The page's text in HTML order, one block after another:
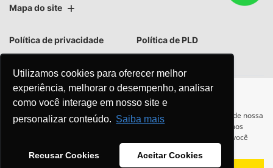
Utilizamos cookies para oferecer melhor
experiência, melhorar o desempenho, analisar
como você interage em nosso site e
personalizar conteúdo. Saiba mais
Recusar Cookies Aceitar Cookies
Mapa do site
Política de privacidade Política de PLD
No trânsito, enxergar o outro
Para otimizar sua experiência durante a navegação, fazemos uso de nossa
política de cookies e para proteger seus dados pessoais respeitamos
. Ao seguir com a navegação e visita você